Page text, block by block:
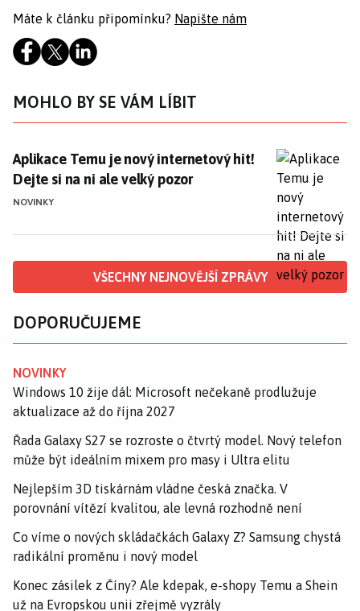
Máte k článku připomínku? Napište nám
MOHLO BY SE VÁM LÍBIT
Aplikace Temu je nový internetový hit! Dejte si na ni
Aplikace Temu je nový internetový hit!
Dejte si na ni ale velký pozor
NOVINKY
VŠECHNY NEJNOVĚJŠÍ ZPRÁVY
DOPORUČUJEME
NOVINKY
Windows 10 žije dál: Microsoft nečekaně prodlužuje
aktualizace až do října 2027
Řada Galaxy S27 se rozroste o čtvrtý model. Nový telefon
může být ideálním mixem pro masy i Ultra elitu
Nejlepším 3D tiskárnám vládne česká značka. V
porovnání vítězí kvalitou, ale levná rozhodně není
Co víme o nových skládačkách Galaxy Z? Samsung chystá
radikální proměnu i nový model
Konec zásilek z Číny? Ale kdepak, e-shopy Temu a Shein
už na Evropskou unii zřejmě vyzrály